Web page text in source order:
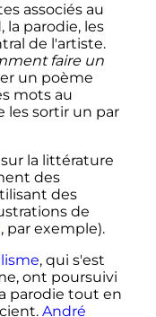
associés au
la parodie, les
de l'artiste.
faire un
un poème
mots au
les sortir un par
la littérature
des
des
de
, par exemple).
, qui s'est
ont poursuivi
parodie tout en
André